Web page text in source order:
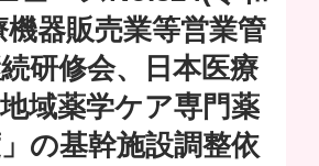
機器販売業等営業管
研修会、日本医療
域薬学ケア専門薬
の基幹施設調整依